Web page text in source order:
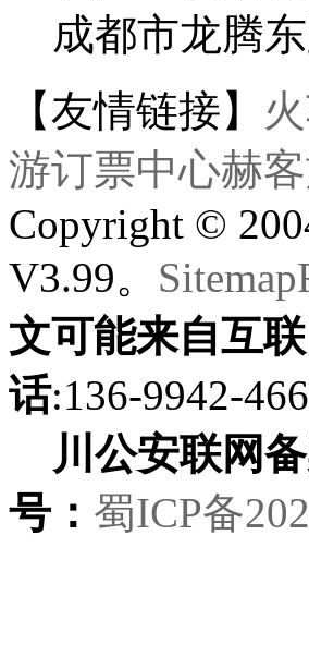
成都市龙腾
【友情链接】
游订票中心赫
Copyright ©
V3.99。 Sitemap
文可能来自互
话:136-9942-
川公安联网
号： 蜀ICP备